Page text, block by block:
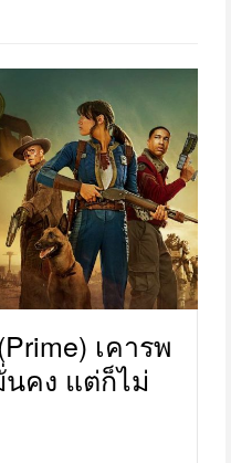
เคารพ
คง แต่ก็ไม่